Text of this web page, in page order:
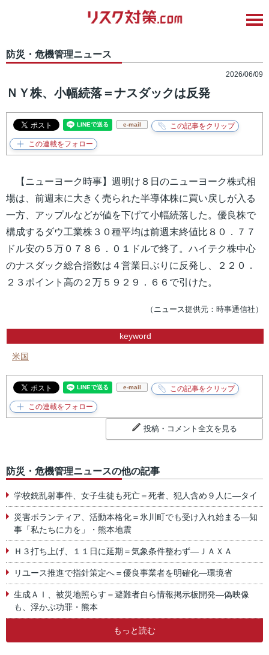
防災・危機管理ニュース
2026/06/09
ＮＹ株、小幅続落＝ナスダックは反発
e-mail
【ニューヨーク時事】週明け８日のニューヨーク株式相
場は、前週末に大きく売られた半導体株に買い戻しが入る
一方、アップルなどが値を下げて小幅続落した。優良株で
構成するダウ工業株３０種平均は前週末終値比８０．７７
ドル安の５万０７８６．０１ドルで終了。ハイテク株中心
のナスダック総合指数は４営業日ぶりに反発し、２２０．
２３ポイント高の２万５９２９．６６で引けた。
（ニュース提供元：時事通信社）
keyword
米国
e-mail
投稿・コメント全文を見る
防災・危機管理ニュースの他の記事
学校銃乱射事件、女子生徒も死亡＝死者、犯人含め９人に―タイ
災害ボランティア、活動本格化＝氷川町でも受け入れ始まる―知
事「私たちに力を」・熊本地震
Ｈ３打ち上げ、１１日に延期＝気象条件整わず―ＪＡＸＡ
リユース推進で指針策定へ＝優良事業者を明確化―環境省
生成ＡＩ、被災地照らす＝避難者自ら情報掲示板開発―偽映像
も、浮かぶ功罪・熊本
もっと読む